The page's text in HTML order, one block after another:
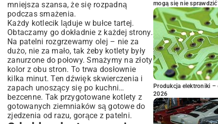
mniejsza szansa, że się rozpadną
podczas smażenia.
Każdy kotlecik ląduje w bułce tartej.
Obtaczamy go dokładnie z każdej strony.
Na patelni rozgrzewamy olej – nie za
dużo, nie za mało, tak żeby kotlety były
zanurzone do połowy. Smażymy na złoty
kolor z obu stron. To trwa dosłownie
kilka minut. Ten dźwięk skwierczenia i
zapach unoszący się po kuchni…
bezcenne. Tak przygotowane kotlety z
gotowanych ziemniaków są gotowe do
zjedzenia od razu, gorące z patelni.
mogą się nie
Produkcja elektroniki –
2026